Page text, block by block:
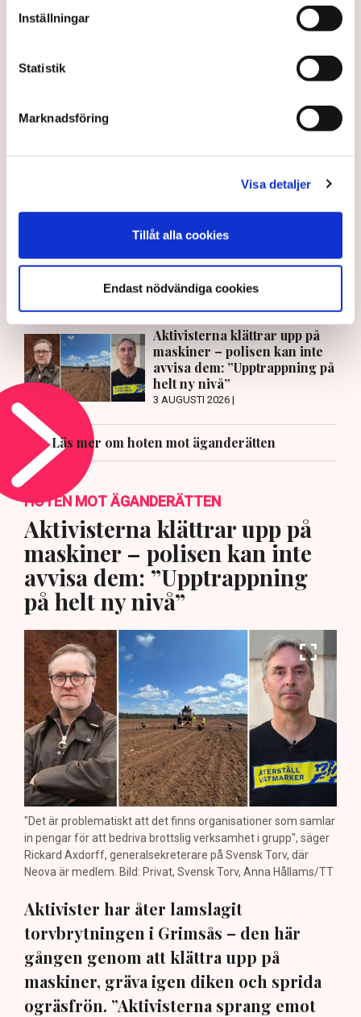
Inställningar
Statistik
Marknadsföring
Visa detaljer
Tillåt alla cookies
Endast nödvändiga cookies
gabriel.cardona.cervantes@tn.se
LÄS ÄVEN
Ledare: Polisen måste kunna
5 AUGUSTI 2026 |
Aktivisterna klättrar upp på
maskiner – polisen kan inte
avvisa dem: ”Upptrappning på
helt ny nivå”
3 AUGUSTI 2026 |
Läs mer om hoten mot äganderätten
HOTEN MOT ÄGANDERÄTTEN
Aktivisterna klättrar upp på
maskiner – polisen kan inte
avvisa dem: ”Upptrappning
på helt ny nivå”
"Det är problematiskt att det finns organisationer som samlar
in pengar för att bedriva brottslig verksamhet i grupp", säger
Rickard Axdorff, generalsekreterare på Svensk Torv, där
Neova är medlem. Bild: Privat, Svensk Torv, Anna Hållams/TT
Aktivister har åter lamslagit
torvbrytningen i Grimsås – den här
gången genom att klättra upp på
maskiner, gräva igen diken och sprida
ogräsfrön. ”Aktivisterna sprang emot